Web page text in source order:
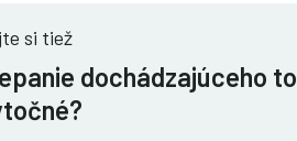
si tiež
dochádzajúceho